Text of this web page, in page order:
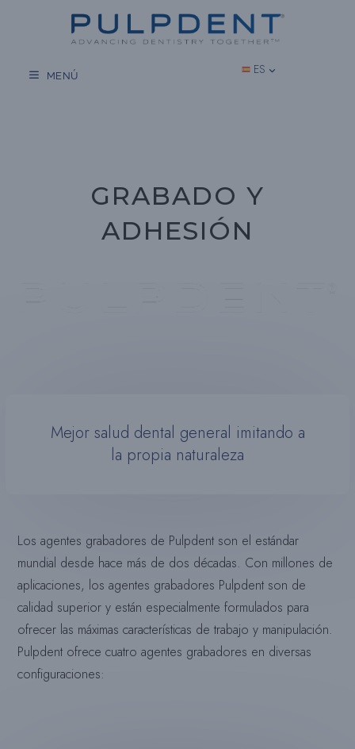
MENÚ ES
GRABADO Y
ADHESIÓN
Mejor salud dental general imitando a
la propia naturaleza
Los agentes grabadores de Pulpdent son el estándar
mundial desde hace más de dos décadas. Con millones de
aplicaciones, los agentes grabadores Pulpdent son de
calidad superior y están especialmente formulados para
ofrecer las máximas características de trabajo y manipulación.
Pulpdent ofrece cuatro agentes grabadores en diversas
configuraciones: